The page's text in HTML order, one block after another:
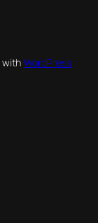
withWordPress